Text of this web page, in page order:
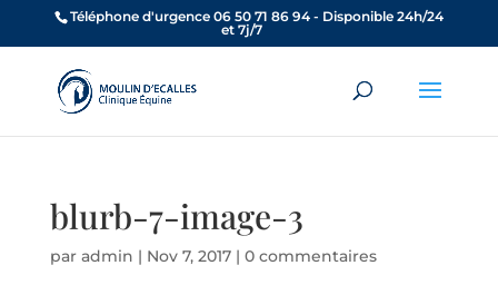
Téléphone d'urgence 06 50 71 86 94 - Disponible 24h/24
et 7j/7
blurb-7-image-3
par admin | Nov 7, 2017| 0 commentaires